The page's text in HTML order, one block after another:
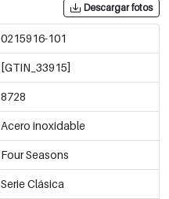
Descargar fotos
0215916-101
[GTIN_33915]
8728
Acero inoxidable
Four Seasons
Serie Clásica